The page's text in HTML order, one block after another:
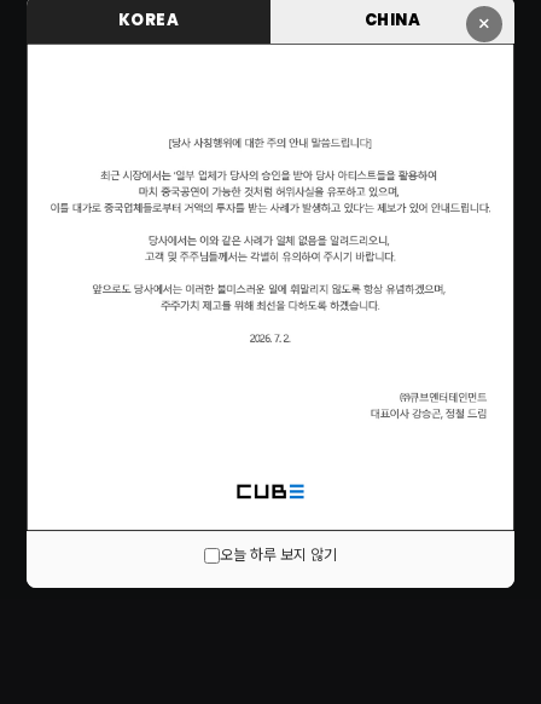
×
KOREA CHINA
오늘 하루 보지 않기